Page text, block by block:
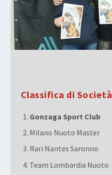
Classifica di Società
Gonzaga Sport Club
Milano Nuoto Master
Rari Nantes Saronno
Team Lombardia Nuoto